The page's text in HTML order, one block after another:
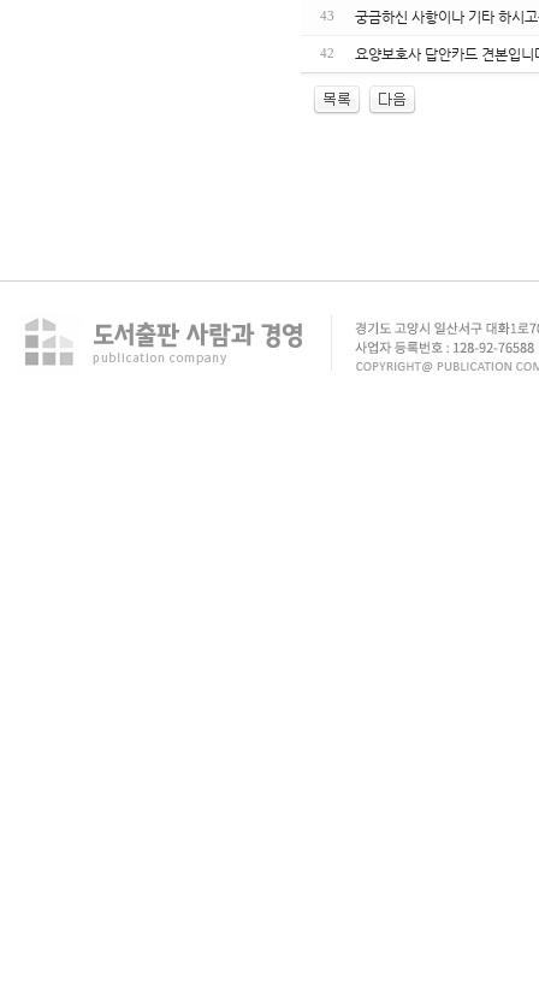
43 궁금하신 사항이나 기타 하시
42 요양보호사 답안카드 견본입니